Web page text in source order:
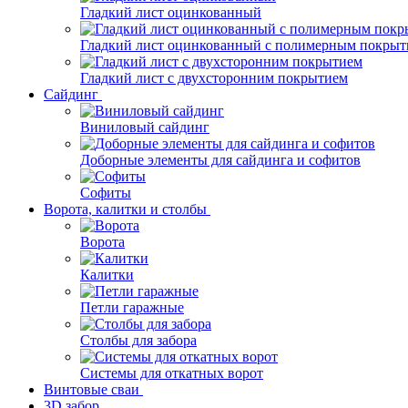
Гладкий лист оцинкованный
Гладкий лист оцинкованный с полимерным
Гладкий лист с двухсторонним покрытием
Сайдинг
Виниловый сайдинг
Доборные элементы для сайдинга и софитов
Софиты
Ворота, калитки и столбы
Ворота
Калитки
Петли гаражные
Столбы для забора
Системы для откатных ворот
Винтовые сваи